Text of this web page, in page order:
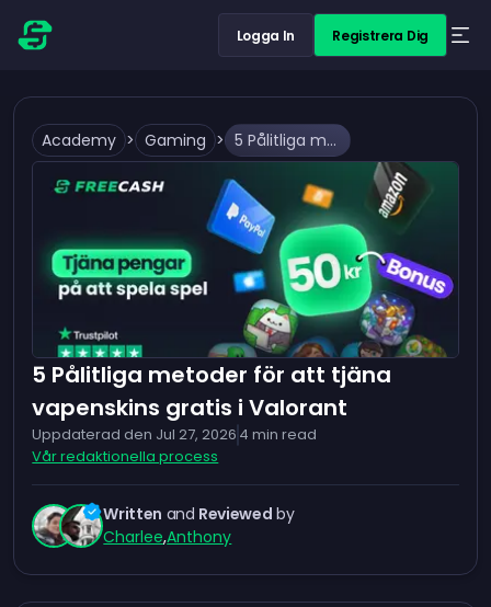
Logga In Registrera Dig
Academy > Gaming > 5 Pålitliga metoder för att tjäna vapenskins gratis i Valorant
5 Pålitliga metoder för att tjäna
vapenskins gratis i Valorant
Uppdaterad den Jul 27, 2026 4 min read
Vår redaktionella process
Written and Reviewed by
Charlee,Anthony